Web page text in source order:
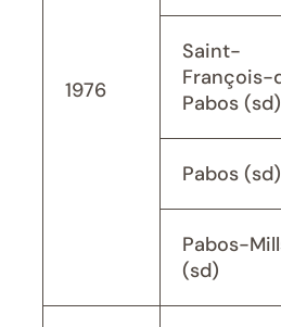
1976
Saint-
François-
Pabos (sd)
Pabos (sd)
Pabos-
(sd)